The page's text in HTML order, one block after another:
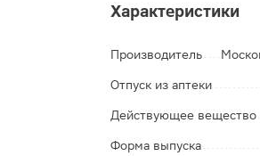
Характеристики
Производитель
Отпуск из аптеки
Действующее вещество
Форма выпуска